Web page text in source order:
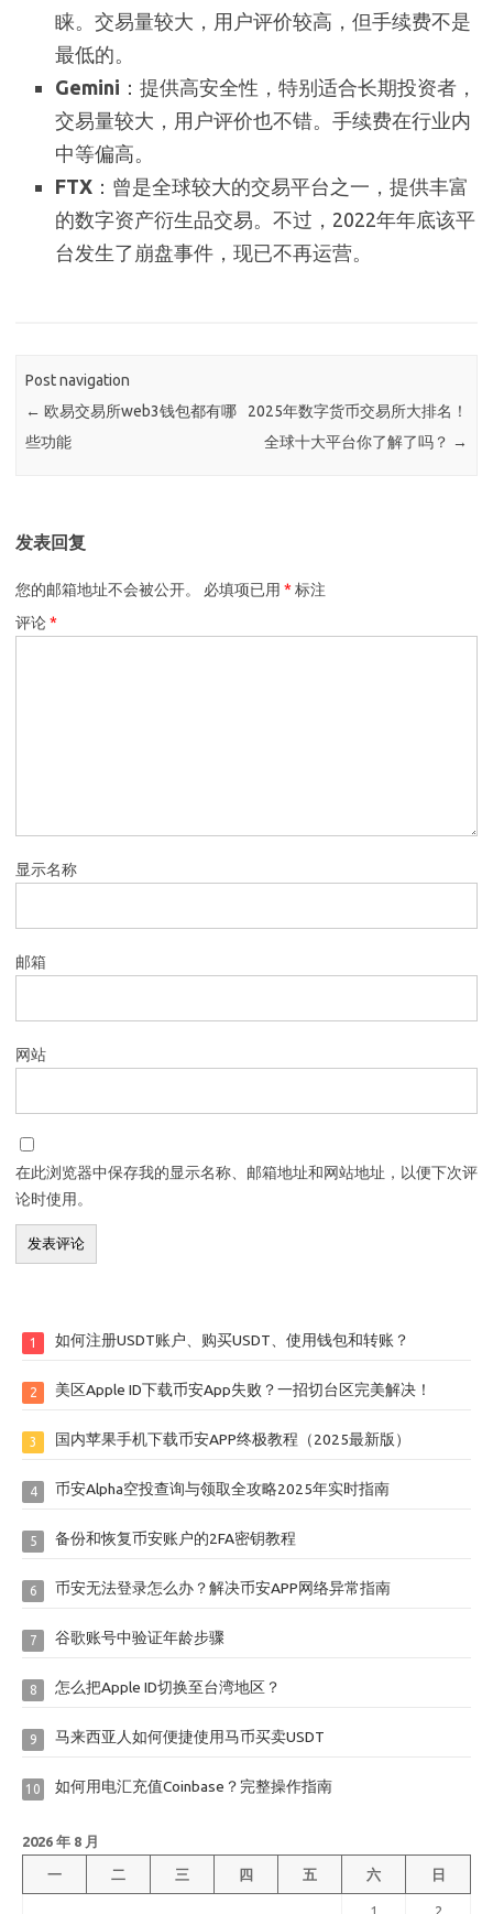
睐。交易量较大，用户评价较高，但手续费不是
最低的。
Gemini ：提供高安全性，特别适合长期投资者，
交易量较大，用户评价也不错。手续费在行业内
中等偏高。
FTX ：曾是全球较大的交易平台之一，提供丰富
的数字资产衍生品交易。不过，2022年年底该平
台发生了崩盘事件，现已不再运营。
Post navigation
← 欧易交易所web3钱包都有哪
些功能
2025年数字货币交易所大排名！
全球十大平台你了解了吗？ →
发表回复
您的邮箱地址不会被公开。 必填项已用 * 标注
评论*
显示名称
邮箱
网站
在此浏览器中保存我的显示名称、邮箱地址和网站地址，以便下次评
论时使用。
1 如何注册USDT账户、购买USDT、使用钱包和转账？
2 美区Apple ID下载币安App失败？一招切台区完美解决！
3 国内苹果手机下载币安APP终极教程（2025最新版）
4 币安Alpha空投查询与领取全攻略2025年实时指南
5 备份和恢复币安账户的2FA密钥教程
6 币安无法登录怎么办？解决币安APP网络异常指南
7 谷歌账号中验证年龄步骤
8 怎么把Apple ID切换至台湾地区？
9 马来西亚人如何便捷使用马币买卖USDT
10 如何用电汇充值Coinbase？完整操作指南
2026 年 8 月
一 二 三 四 五 六 日
1 2